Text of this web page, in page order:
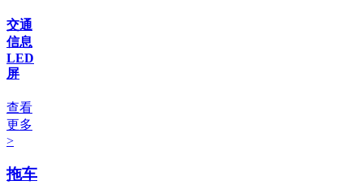
交通
信息
LED
屏
查看
更多
>
拖车